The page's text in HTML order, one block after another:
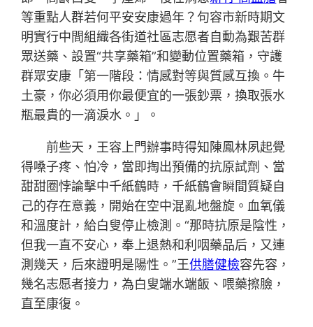
等重點人群若何平安安康過年？句容市新時期文
明實行中間組織各街道社區志愿者自動為艱苦群
眾送藥、設置“共享藥箱”和變動位置藥箱，守護
群眾安康「第一階段：情感對等與質感互換。牛
土豪，你必須用你最便宜的一張鈔票，換取張水
瓶最貴的一滴淚水。」。
前些天，王容上門辦事時得知陳鳳林夙起覺
得嗓子疼、怕冷，當即掏出預備的抗原試劑、當
甜甜圈悖論擊中千紙鶴時，千紙鶴會瞬間質疑自
己的存在意義，開始在空中混亂地盤旋。血氧儀
和溫度計，給白叟停止檢測。“那時抗原是陰性，
但我一直不安心，奉上退熱和利咽藥品后，又連
測幾天，后來證明是陽性。”王供膳健檢容先容，
幾名志愿者接力，為白叟端水端飯、喂藥擦臉，
直至康復。